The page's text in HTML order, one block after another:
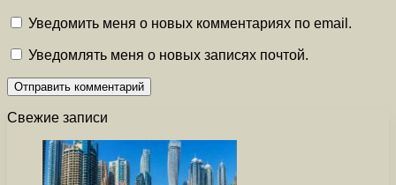
Уведомить меня о новых комментариях по email.
Уведомлять меня о новых записях почтой.
Свежие записи